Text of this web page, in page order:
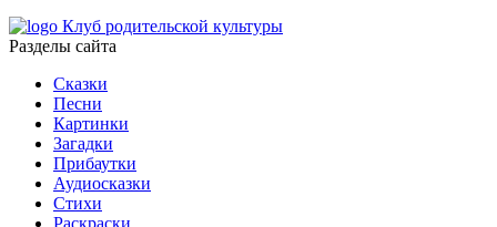
Клуб родительской культуры
Разделы сайта
Сказки
Песни
Картинки
Загадки
Прибаутки
Аудиосказки
Стихи